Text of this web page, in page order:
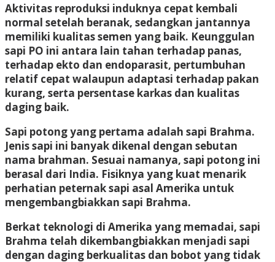
Aktivitas reproduksi induknya cepat kembali
normal setelah beranak, sedangkan jantannya
memiliki kualitas semen yang baik. Keunggulan
sapi PO ini antara lain tahan terhadap panas,
terhadap ekto dan endoparasit, pertumbuhan
relatif cepat walaupun adaptasi terhadap pakan
kurang, serta persentase karkas dan kualitas
daging baik.
Sapi potong yang pertama adalah sapi Brahma.
Jenis sapi ini banyak dikenal dengan sebutan
nama brahman. Sesuai namanya, sapi potong ini
berasal dari India. Fisiknya yang kuat menarik
perhatian peternak sapi asal Amerika untuk
mengembangbiakkan sapi Brahma.
Berkat teknologi di Amerika yang memadai, sapi
Brahma telah dikembangbiakkan menjadi sapi
dengan daging berkualitas dan bobot yang tidak